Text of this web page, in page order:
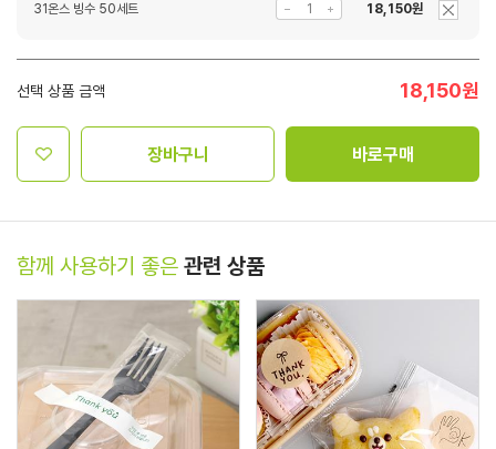
31온스 빙수 50세트 18,150원
선택 상품 금액 18,150원
장바구니 바로구매
함께 사용하기 좋은 관련 상품